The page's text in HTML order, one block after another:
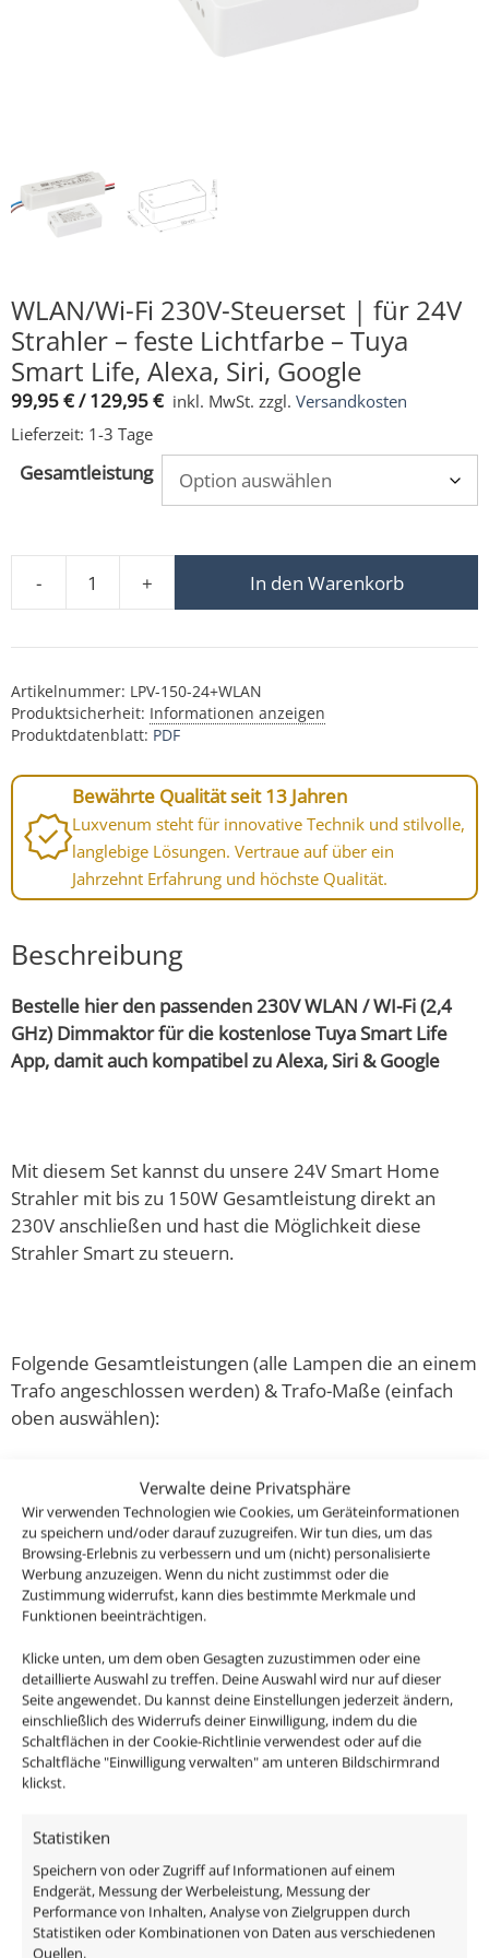
Verwalte deine Privatsphäre
Wir verwenden Technologien wie Cookies, um Geräteinformationen
zu speichern und/oder darauf zuzugreifen. Wir tun dies, um das
Browsing-Erlebnis zu verbessern und um (nicht) personalisierte
Werbung anzuzeigen. Wenn du nicht zustimmst oder die
Zustimmung widerrufst, kann dies bestimmte Merkmale und
Funktionen beeinträchtigen.
Klicke unten, um dem oben Gesagten zuzustimmen oder eine
detaillierte Auswahl zu treffen. Deine Auswahl wird nur auf dieser
Seite angewendet. Du kannst deine Einstellungen jederzeit ändern,
einschließlich des Widerrufs deiner Einwilligung, indem du die
Schaltflächen in der Cookie-Richtlinie verwendest oder auf die
Schaltfläche "Einwilligung verwalten" am unteren Bildschirmrand
klickst.
Statistiken
Speichern von oder Zugriff auf Informationen auf einem
Endgerät, Messung der Werbeleistung, Messung der
Performance von Inhalten, Analyse von Zielgruppen durch
Statistiken oder Kombinationen von Daten aus verschiedenen
Quellen.
WLAN/Wi-Fi 230V-Steuerset | für 24V
Strahler – feste Lichtfarbe – Tuya
Smart Life, Alexa, Siri, Google
99,95€/129,95€ inkl. MwSt. zzgl. Versandkosten
Lieferzeit: 1-3 Tage
Gesamtleistung
-
WLAN/Wi-Fi 230V-Steuerset | für 24V Strahler - feste
+ In den Warenkorb
Artikelnummer: LPV-150-24+WLAN
Produktsicherheit: Informationen anzeigen
Produktdatenblatt: PDF
Bewährte Qualität seit 13 Jahren
Luxvenum steht für innovative Technik und stilvolle,
langlebige Lösungen. Vertraue auf über ein
Jahrzehnt Erfahrung und höchste Qualität.
Beschreibung
Bestelle hier den passenden 230V WLAN / WI-Fi (2,4
GHz) Dimmaktor für die kostenlose Tuya Smart Life
App, damit auch kompatibel zu Alexa, Siri & Google
Mit diesem Set kannst du unsere 24V Smart Home
Strahler mit bis zu 150W Gesamtleistung direkt an
230V anschließen und hast die Möglichkeit diese
Strahler Smart zu steuern.
Folgende Gesamtleistungen (alle Lampen die an einem
Trafo angeschlossen werden) & Trafo-Maße (einfach
oben auswählen):
60W Gesamtleistung -> 15,5 x 4 x 3,2 cm
100W Gesamtleistung -> 18,6 x 4,8 x 3,7 cm
Passende Leuchtmittel
Passende Einbauleuchten
Technische Daten
Gesamtleistung
0–60W, 0–100W, 0–150W, 0–20W